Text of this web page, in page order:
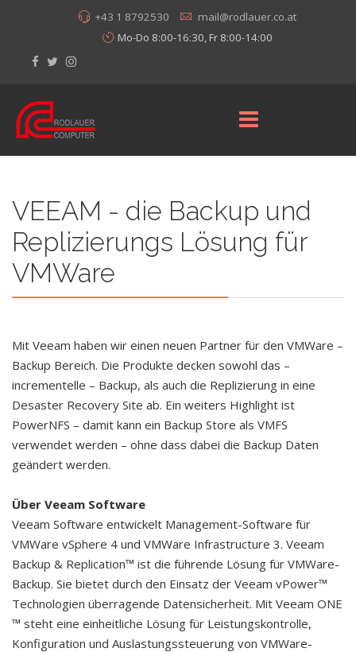
+43 1 8792530
mail@rodlauer.co.at
Mo-Do 8:00-16:30, Fr 8:00-14:00
VEEAM - die Backup und
Replizierungs Lösung für
VMWare
Mit Veeam haben wir einen neuen Partner für den VMWare –
Backup Bereich. Die Produkte decken sowohl das –
incrementelle – Backup, als auch die Replizierung in eine
Desaster Recovery Site ab. Ein weiters Highlight ist
PowerNFS – damit kann ein Backup Store als VMFS
verwendet werden – ohne dass dabei die Backup Daten
geändert werden.
Über Veeam Software
Veeam Software entwickelt Management-Software für
VMWare vSphere 4 und VMWare Infrastructure 3. Veeam
Backup & Replication™ ist die führende Lösung für VMWare-
Backup. Sie bietet durch den Einsatz der Veeam vPower™
Technologien überragende Datensicherheit. Mit Veeam ONE
™ steht eine einheitliche Lösung für Leistungskontrolle,
Konfiguration und Auslastungssteuerung von VMWare-